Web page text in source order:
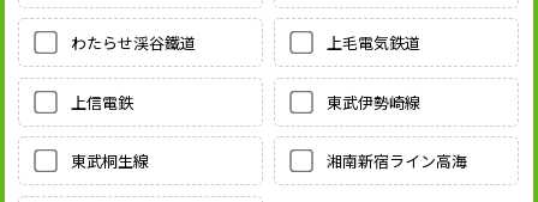
わたらせ渓谷鐵道 上毛電気鉄道
上信電鉄 東武伊勢崎線
東武桐生線 湘南新宿ライン高海